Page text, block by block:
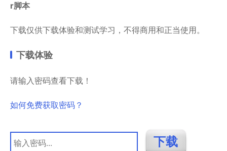
r脚本
下载仅供下载体验和测试学习，不得商用和正当使用。
下载体验
请输入密码查看下载！
如何免费获取密码？